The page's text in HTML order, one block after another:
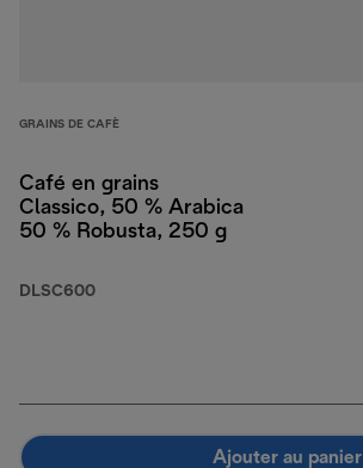
GRAINS DE CAFÈ
Café en grains
Classico, 50 % Arabica
50 % Robusta, 250 g
DLSC600
Ajouter au panier